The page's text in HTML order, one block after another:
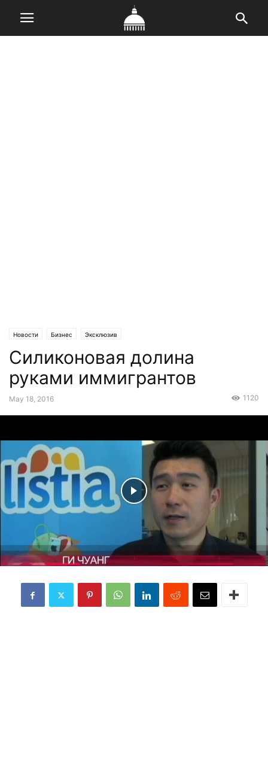
Новости Бизнес Эксклюзив
Силиконовая долина
руками иммигрантов
May 18, 2016 1120